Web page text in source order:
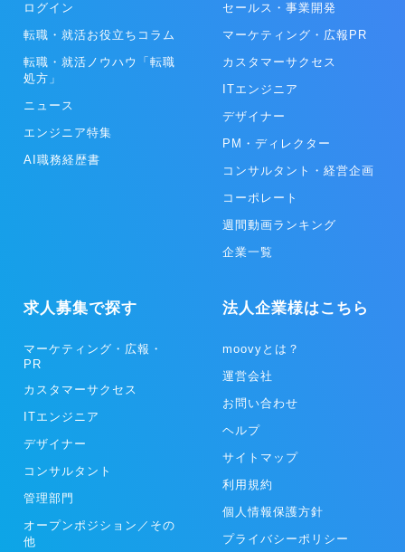
ログイン
転職・就活お役立ちコラム
転職・就活ノウハウ「転職
処方」
ニュース
エンジニア特集
AI職務経歴書
セールス・事業開発
マーケティング・広報PR
カスタマーサクセス
ITエンジニア
デザイナー
PM・ディレクター
コンサルタント・経営企画
コーポレート
週間動画ランキング
企業一覧
求人募集で探す
マーケティング・広報・
PR
カスタマーサクセス
ITエンジニア
デザイナー
コンサルタント
管理部門
オープンポジション／その
他
法人企業様はこちら
moovyとは？
運営会社
お問い合わせ
ヘルプ
サイトマップ
利用規約
個人情報保護方針
プライバシーポリシー